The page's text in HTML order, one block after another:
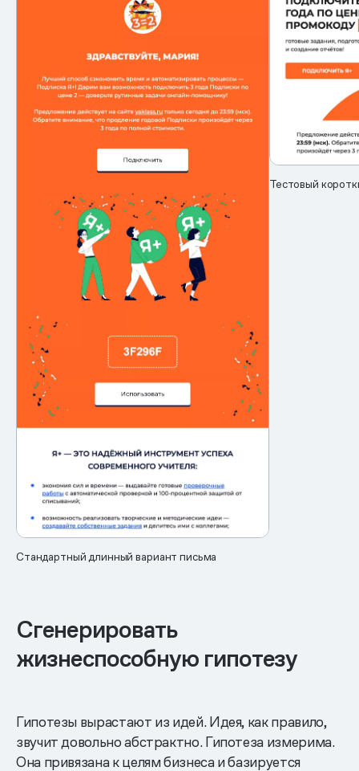
Стандартный длинный вариант письма
Тестовый
Сгенерировать
жизнеспособную гипотезу
Гипотезы вырастают из идей. Идея, как правило,
звучит довольно абстрактно. Гипотеза измерима.
Она привязана к целям бизнеса и базируется